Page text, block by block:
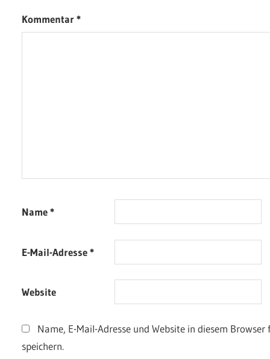
Kommentar*
Name*
E-Mail-Adresse*
Website
Name, E-Mail-Adresse und Website in diesem
speichern.